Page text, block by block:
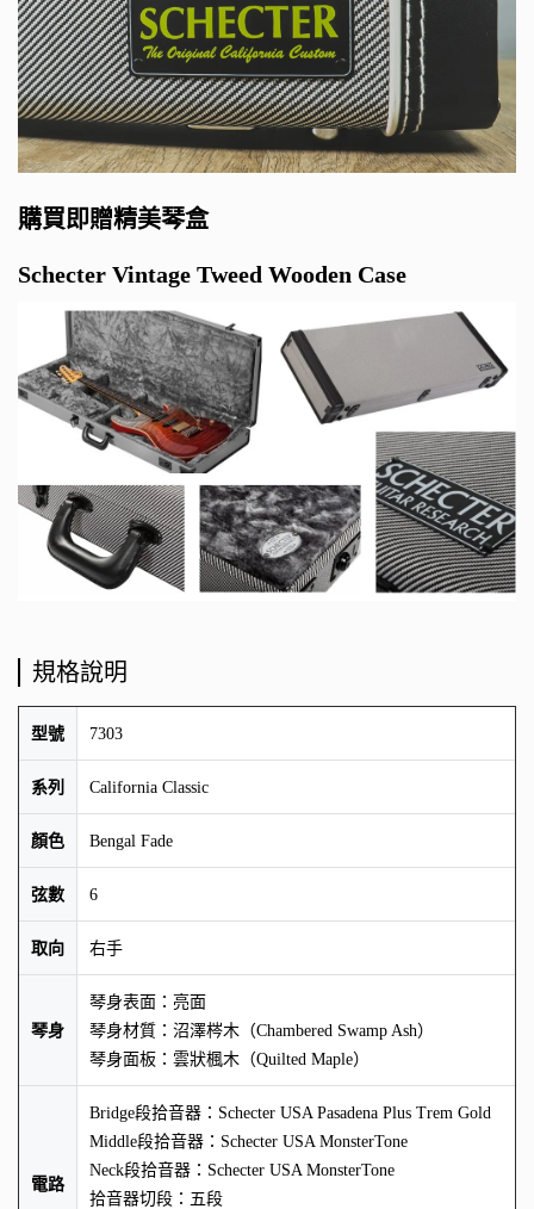
購買即贈精美琴盒
Schecter Vintage Tweed Wooden Case
規格說明
型號 7303
系列 California Classic
顏色 Bengal Fade
弦數 6
取向 右手
琴身
琴身表面：亮面
琴身材質：沼澤梣木（Chambered Swamp Ash）
琴身面板：雲狀楓木（Quilted Maple）
電路
Bridge段拾音器：Schecter USA Pasadena Plus Trem Gold
Middle段拾音器：Schecter USA MonsterTone
Neck段拾音器：Schecter USA MonsterTone
拾音器切段：五段